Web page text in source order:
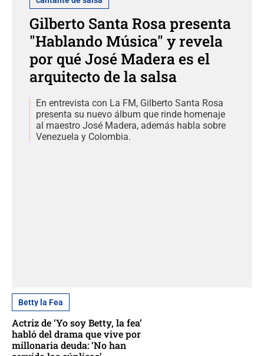
Gilberto Santa Rosa presenta
"Hablando Música" y revela
por qué José Madera es el
arquitecto de la salsa
En entrevista con La FM, Gilberto Santa Rosa
presenta su nuevo álbum que rinde homenaje
al maestro José Madera, además habla sobre
Venezuela y Colombia.
Betty la Fea
Actriz de ‘Yo soy Betty, la fea’
habló del drama que vive por
millonaria deuda: ‘No han